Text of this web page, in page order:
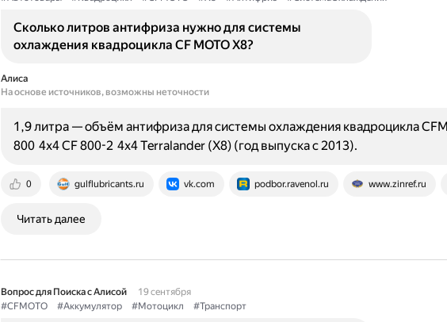
Сколько литров антифриза нужно для системы
охлаждения квадроцикла CF MOTO X8?
Алиса
На основе источников, возможны неточности
0 gulflubricants.ru vk.com podbor.ravenol.ru www.zinref.ru
1,9 литра — объём антифриза для системы охлаждения квадроцикла
800 4x4 CF 800-2 4x4 Terralander (X8) (год выпуска с 2013).
Читать далее
Вопрос для Поиска с Алисой
19 сентября
#CFMOTO
#Аккумулятор #Мотоцикл #Транспорт